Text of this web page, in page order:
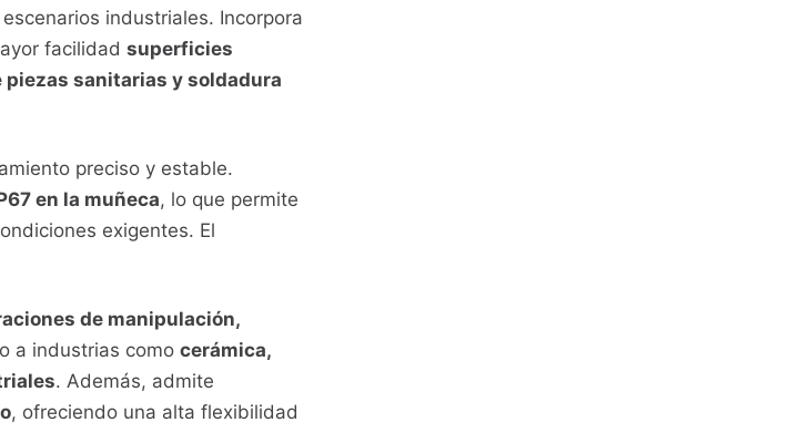
industriales. Incorpora
facilidad superficies
piezas sanitarias y soldadura
preciso y estable.
en la muñeca, lo que permite
exigentes. El
de manipulación,
a industrias como cerámica,
. Además, admite
, ofreciendo una alta flexibilidad